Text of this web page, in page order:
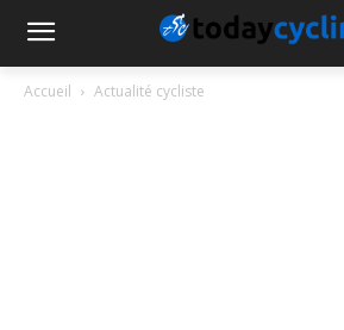
Accueil Actualité cycliste